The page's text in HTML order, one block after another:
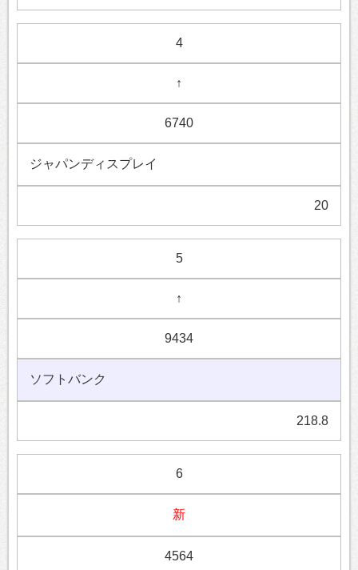
4
↑
6740
ジャパンディスプレイ
20
5
↑
9434
ソフトバンク
218.8
6
新
4564